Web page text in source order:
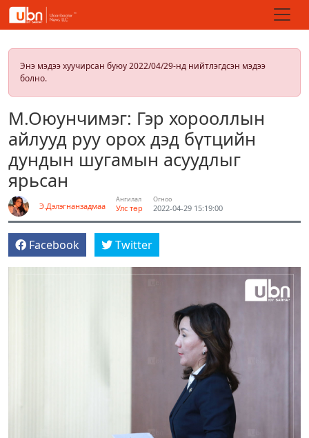
Энэ мэдээ хуучирсан буюу 2022/04/29-нд нийтлэгдсэн мэдээ
болно.
М.Оюунчимэг: Гэр хорооллын
айлууд руу орох дэд бүтцийн
дундын шугамын асуудлыг
ярьсан
Э.Дэлэгнанзадмаа
Ангилал
Улс төр
Огноо
2022-04-29 15:19:00
Facebook Twitter